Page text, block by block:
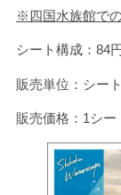
※四国水族館で
シート構成： 84
販売単位：シー
販売価格： 1シ